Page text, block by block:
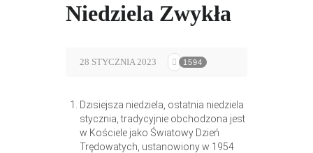
Niedziela Zwykła
28 STYCZNIA 2023 1594
Dzisiejsza niedziela, ostatnia niedziela
stycznia, tradycyjnie obchodzona jest
w Kościele jako Światowy Dzień
Trędowatych, ustanowiony w 1954